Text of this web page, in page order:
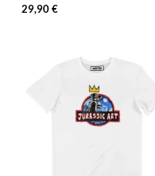
29,90 €